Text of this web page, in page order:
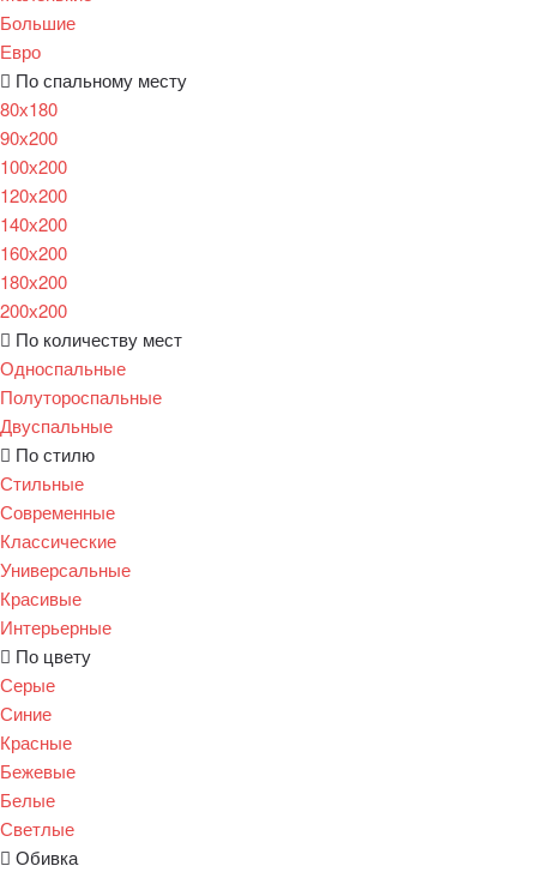
Большие
Евро
По спальному месту
80х180
90х200
100х200
120x200
140х200
160х200
180х200
200х200
По количеству мест
Односпальные
Полутороспальные
Двуспальные
По стилю
Стильные
Современные
Классические
Универсальные
Красивые
Интерьерные
По цвету
Серые
Синие
Красные
Бежевые
Белые
Светлые
Обивка